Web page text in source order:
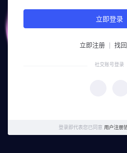
立即登录
立即注册 | 找
社交账号登录
登录即代表您已同意 用户注册